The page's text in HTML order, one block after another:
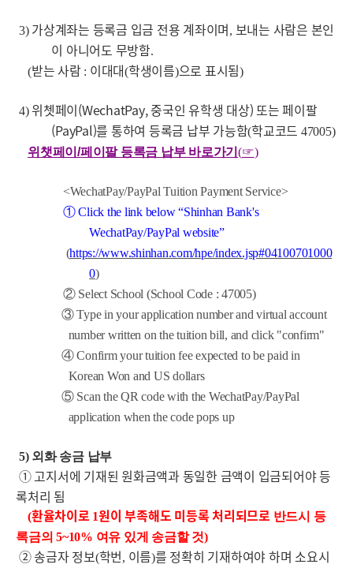
3) 가상계좌는 등록금 입금 전용 계좌이며, 보내는 사람은 본인
이 아니어도 무방함.
(받는 사람 : 이대대(학생이름)으로 표시됨)
4) 위쳇페이(WechatPay, 중국인 유학생 대상) 또는 페이팔
(PayPal)를 통하여 등록금 납부 가능함(학교코드 47005)
위챗페이/페이팔 등록금 납부 바로가기(☞)
<WechatPay/PayPal Tuition Payment Service>
①Click the link below “Shinhan Bank's
WechatPay/PayPal website”
(https://www.shinhan.com/hpe/index.jsp#04100701000
0)
② Select School (School Code : 47005)
③Type in your application number and virtual account
number written on the tuition bill, and click "confirm"
④Confirm your tuition fee expected to be paid in
Korean Won and US dollars
⑤ Scan the QR code with the WechatPay/PayPal
application when the code pops up
5) 외화 송금 납부
① 고지서에 기재된 원화금액과 동일한 금액이 입금되어야 등
록처리 됨
(환율차이로 1원이 부족해도 미등록 처리되므로 반드시 등
록금의5~10% 여유 있게 송금할 것)
② 송금자 정보(학번, 이름)를 정확히 기재하여야 하며 소요시